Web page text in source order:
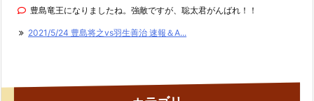
豊島竜王になりましたね。強敵ですが、聡太君がんばれ！！
2021/5/24 豊島将之vs羽生善治 速報＆A...